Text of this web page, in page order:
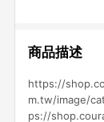
商品描述
https://
m.tw/image/
ps://